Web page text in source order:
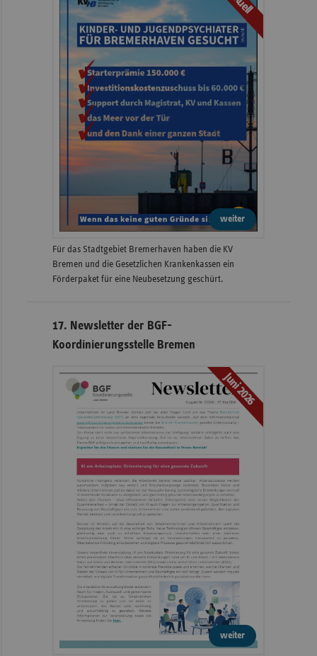
weiter
Für das Stadtgebiet Bremerhaven haben die KV
Bremen und die Gesetzlichen Krankenkassen ein
Förderpaket für eine Neubesetzung geschürt.
17. Newsletter der BGF-
Koordinierungsstelle Bremen
Juni 2026
weiter